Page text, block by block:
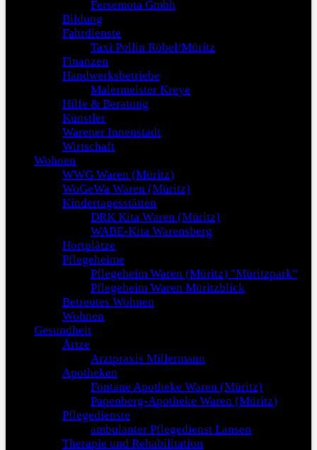
Fersemota Gmbh
Bildung
Fahrdienste
Taxi Pollin Röbel/Müritz
Finanzen
Handwerksbetriebe
Malermeister Kreye
Hilfe & Beratung
Künstler
Warener Innenstadt
Wirtschaft
Wohnen
WWG Waren (Müritz)
WoGeWa Waren (Müritz)
Kindertagesstätten
DRK Kita Waren (Müritz)
WABE-Kita Warensberg
Hortplätze
Pflegeheime
Pflegeheim Waren (Müritz) "Müritzpark"
Pflegeheim Waren Müritzblick
Betreutes Wohnen
Wohnen
Gesundheit
Ärtze
Arztpraxis Millermann
Apotheken
Fontane Apotheke Waren (Müritz)
Papenberg-Apotheke Waren (Müritz)
Pflegedienste
ambulanter Pflegedienst Lansen
Therapie und Rehabilitation